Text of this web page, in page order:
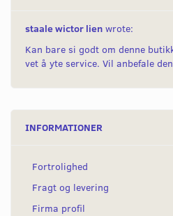
staale wictor lien wrote:
Kan bare si godt om denne
vet å yte service. Vil anbefale
INFORMATIONER
Fortrolighed
Fragt og levering
Firma profil